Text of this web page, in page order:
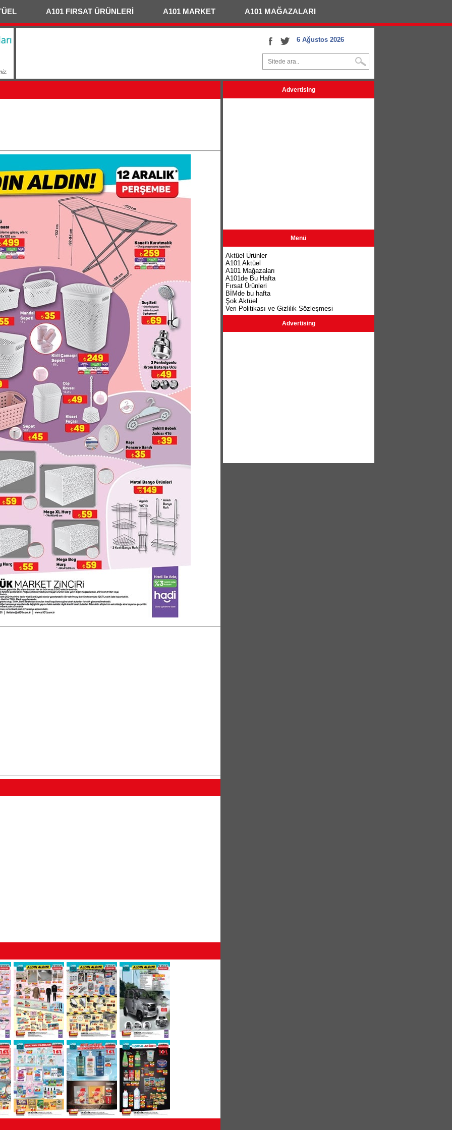
A101 FIRSAT ÜRÜNLERİ A101 MARKET A101 MAĞAZALARI
6 Ağustos 2026
Advertising
Menü
Aktüel Ürünler
A101 Aktüel
A101 Mağazaları
A101de Bu Hafta
Fırsat Ürünleri
BİMde bu hafta
Şok Aktüel
Veri Politikası ve Gizlilik Sözleşmesi
Advertising